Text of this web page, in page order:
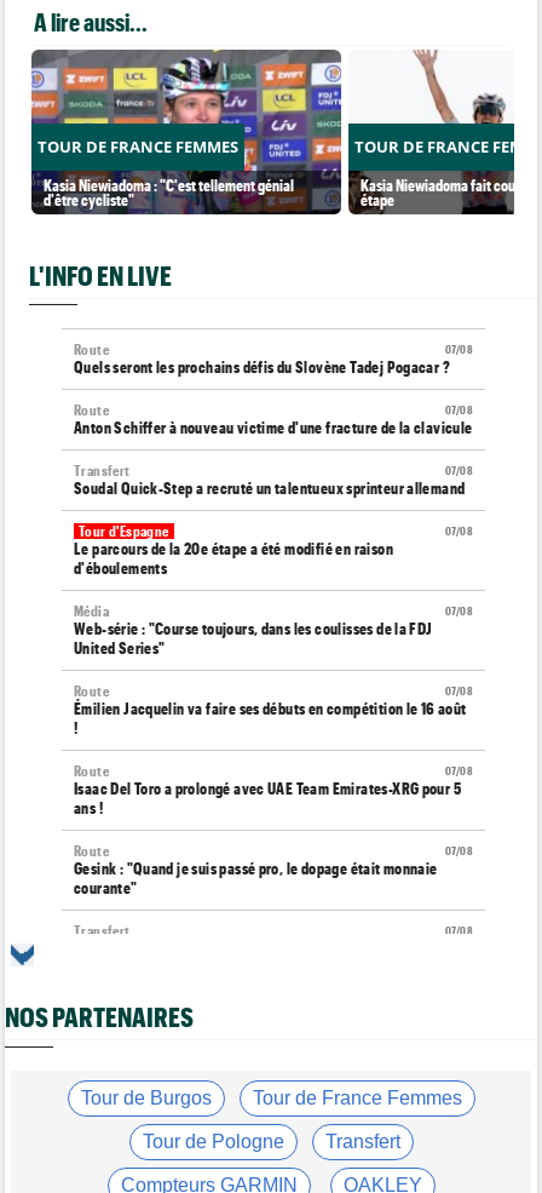
A lire aussi...
TOUR DE FRANCE FEMMES
Kasia Niewiadoma : "C'est tellement génial
d'être cycliste"
TOUR DE FRANCE
Kasia Niewiadoma fait coup
étape
L'INFO EN LIVE
07/08
Route
Quels seront les prochains défis du Slovène Tadej Pogacar ?
07/08
Route
Anton Schiffer à nouveau victime d'une fracture de la clavicule
07/08
Transfert
Soudal Quick-Step a recruté un talentueux sprinteur allemand
07/08
Tour d'Espagne
Le parcours de la 20e étape a été modifié en raison
d'éboulements
07/08
Média
Web-série : "Course toujours, dans les coulisses de la FDJ
United Series"
07/08
Route
Émilien Jacquelin va faire ses débuts en compétition le 16 août
!
07/08
Route
Isaac Del Toro a prolongé avec UAE Team Emirates-XRG pour 5
ans !
07/08
Route
Gesink : "Quand je suis passé pro, le dopage était monnaie
courante"
07/08
Transfert
Transfert
Lotto-Intermarché fait passer pro trois jeunes de sa formation
Kasia Niewiadoma : "C'est tellement génial d'être cycliste"
Tour de Burgos
Matthew Brennan : "Je me suis retrouvé un peu trop loin…"
NOS PARTENAIRES
Tour de Burgos Tour de France Femmes
Tour de Pologne Transfert
Compteurs GARMIN OAKLEY